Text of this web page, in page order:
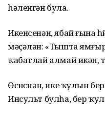
һәленгән була.
Икенсенән, ябай ғына
мәҫәлән: «Тышта
ҡабатлай алмай икән,
Өсөнсөнән, ике ҡулын
Инсульт булһа, бер